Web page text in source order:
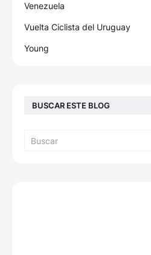
Venezuela
Vuelta Ciclista del Uruguay
Young
BUSCAR ESTE BLOG